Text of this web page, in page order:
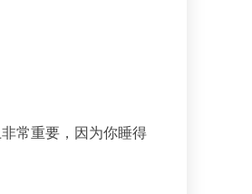
常重要，因为你睡得